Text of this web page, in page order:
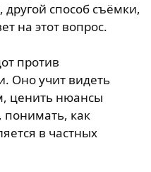
другой способ съёмки,
на этот вопрос.
против
Оно учит видеть
ценить нюансы
понимать, как
в частных